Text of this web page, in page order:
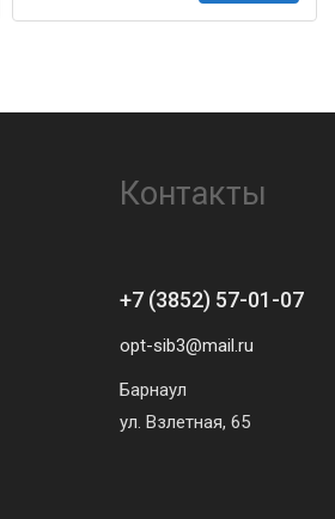
Контакты
+7 (3852) 57-01-07
opt-sib3@mail.ru
Барнаул
ул. Взлетная, 65